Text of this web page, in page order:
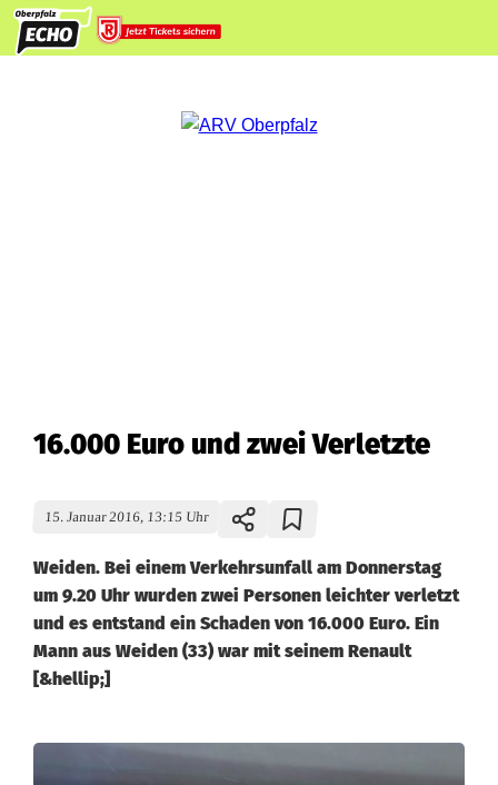
16.000 Euro und zwei Verletzte
15. Januar 2016, 13:15 Uhr
Weiden. Bei einem Verkehrsunfall am Donnerstag
um 9.20 Uhr wurden zwei Personen leichter verletzt
und es entstand ein Schaden von 16.000 Euro. Ein
Mann aus Weiden (33) war mit seinem Renault
[&hellip;]